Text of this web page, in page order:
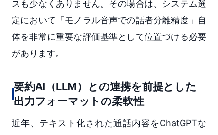
スも少なくありません。その場合は、システム選
定において「モノラル音声での話者分離精度」自
体を非常に重要な評価基準として位置づける必要
があります。
要約AI（LLM）との連携を前提とした
出力フォーマットの柔軟性
近年、テキスト化された通話内容をChatGPTな